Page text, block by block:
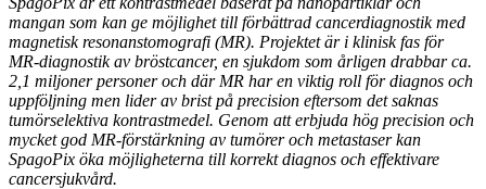
mangan som kan ge möjlighet till förbättrad cancerdiagnostik med
magnetisk resonanstomografi (MR). Projektet är i klinisk fas för
MR-diagnostik av bröstcancer, en sjukdom som årligen drabbar ca.
2,1 miljoner personer och där MR har en viktig roll för diagnos och
uppföljning men lider av brist på precision eftersom det saknas
tumörselektiva kontrastmedel. Genom att erbjuda hög precision och
mycket god MR-förstärkning av tumörer och metastaser kan
SpagoPix öka möjligheterna till korrekt diagnos och effektivare
cancersjukvård.